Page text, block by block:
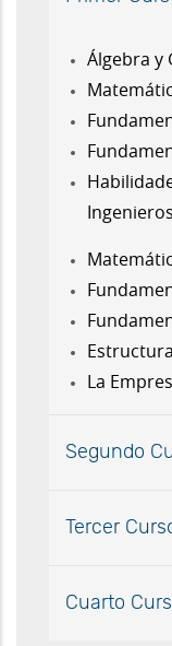
Álgebra y
Ingenieros
La
Segundo
Tercer
Cuarto